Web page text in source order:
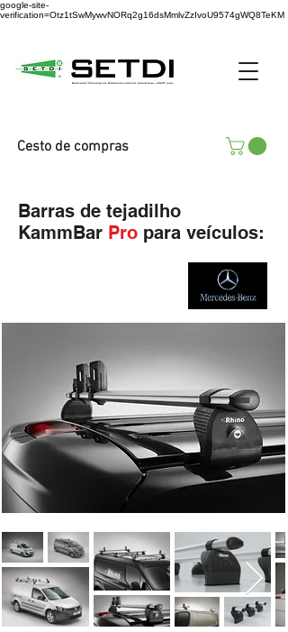
google-site-
verification=Otz1tSwMywvNORq2g16dsMmlvZzIvoU9574gWQ8TeKM
Cesto de compras
Barras de tejadilho
KammBar Pro para veículos: